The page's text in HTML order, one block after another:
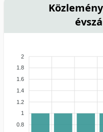
2
1.8
1.6
1.4
1.2
1
0.8